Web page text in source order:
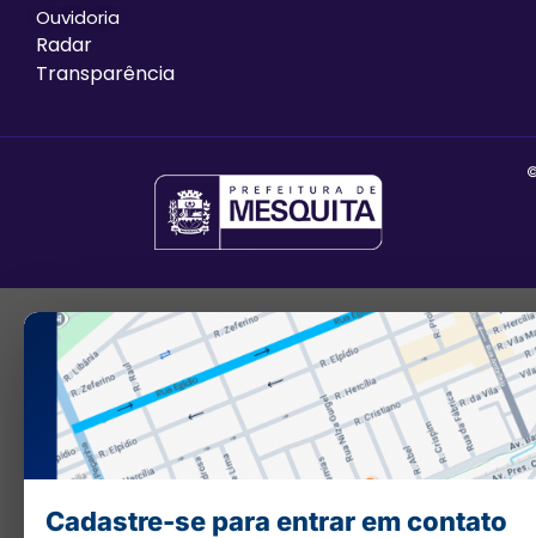
Ouvidoria
Radar
Transparência
Cadastre-se para entrar em contato